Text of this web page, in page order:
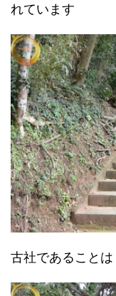
れています
古社であること